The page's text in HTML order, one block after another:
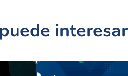
interesar